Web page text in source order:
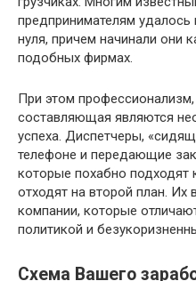
предпринимателям
нуля, причем начинали они
подобных фирмах.
При этом
составляющая являются
успеха. Диспетчеры,
телефоне и передающие
которые похабно подходят
отходят на второй план. Их
компании, которые
политикой и
Схема Вашего